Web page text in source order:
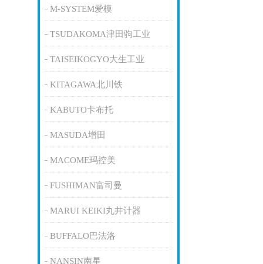
M-SYSTEM爱模
TSUDAKOMA津田驹工业
TAISEIKOGYO大生工业
KITAGAWA北川铁
KABUTO卡布托
MASUDA增田
MACOME玛控美
FUSHIMAN富司曼
MARUI KEIKI丸井计器
BUFFALO巴法洛
NANSIN南星